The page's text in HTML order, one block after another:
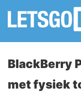
BlackBerry
met fysiek